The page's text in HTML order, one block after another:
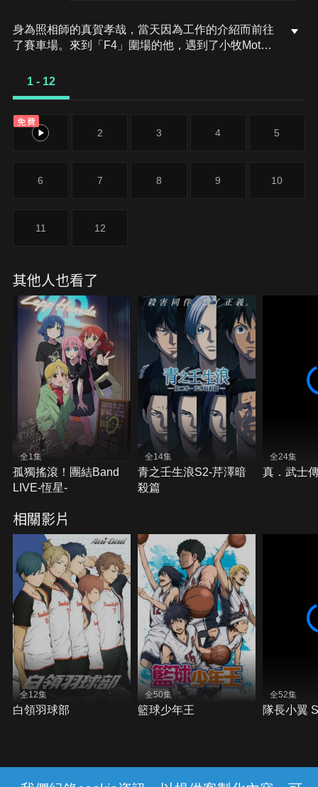
身為照相師的真賀孝哉，當天因為工作的介紹而前往
了賽車場。來到「F4」圍場的他，遇到了小牧Moters
油」，但悠卻回應他說「我不需要任何人的支持」。
1 - 12
免費
1 2 3 4 5
6 7 8 9 10
11 12
其他人也看了
全1集
孤獨搖滾！團結Band
LIVE-恆星-
全14集
青之壬生浪S2-芹澤暗
殺篇
全24集
真．武士
相關影片
全12集
白領羽球部
全50集
籃球少年王
全52集
隊長小翼